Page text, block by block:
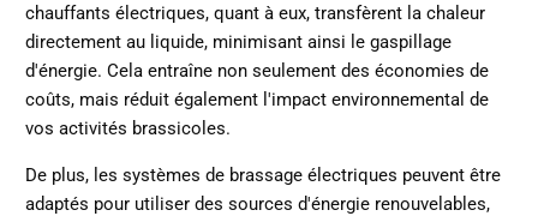
chauffants électriques, quant à eux, transfèrent la chaleur
directement au liquide, minimisant ainsi le gaspillage
d'énergie. Cela entraîne non seulement des économies de
coûts, mais réduit également l'impact environnemental de
vos activités brassicoles.
De plus, les systèmes de brassage électriques peuvent être
adaptés pour utiliser des sources d'énergie renouvelables,